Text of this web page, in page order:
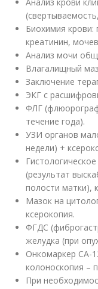
Биохимия
креатинин,
Анализ мочи
Влагалищный
Заключение
ЭКГ с
ФЛГ
течение года).
УЗИ органов
недели) +
(результат
полости матки),
Мазок на
ксерокопия.
ФГДС
желудка (при
Онкомаркер СА-
колоноскопия –
При